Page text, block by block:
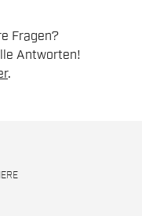
Fragen?
Antworten!
.